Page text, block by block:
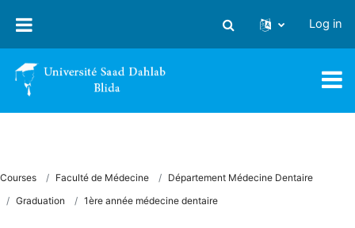
Toggle search input
Log in
Courses Faculté de Médecine
Département Médecine Dentaire
Graduation
1ère année médecine dentaire